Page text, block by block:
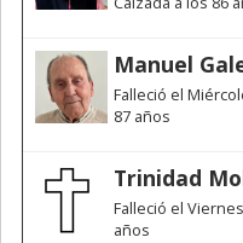
Manuel
Falleció el
87 años
Trinidad
Falleció el
años